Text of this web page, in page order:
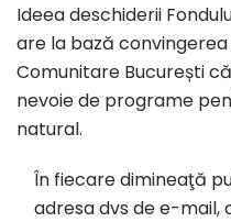
Ideea deschiderii
are la bază convingerea
Comunitare București
nevoie de programe
natural.
În fiecare dimineaţă
adresa dvs de e-mail,